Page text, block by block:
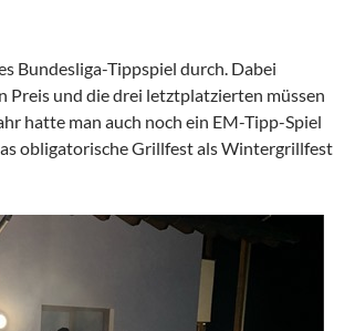
Bundesliga-Tippspiel durch. Dabei
und die drei letztplatzierten müssen
hatte man auch noch ein EM-Tipp-Spiel
obligatorische Grillfest als Wintergrillfest